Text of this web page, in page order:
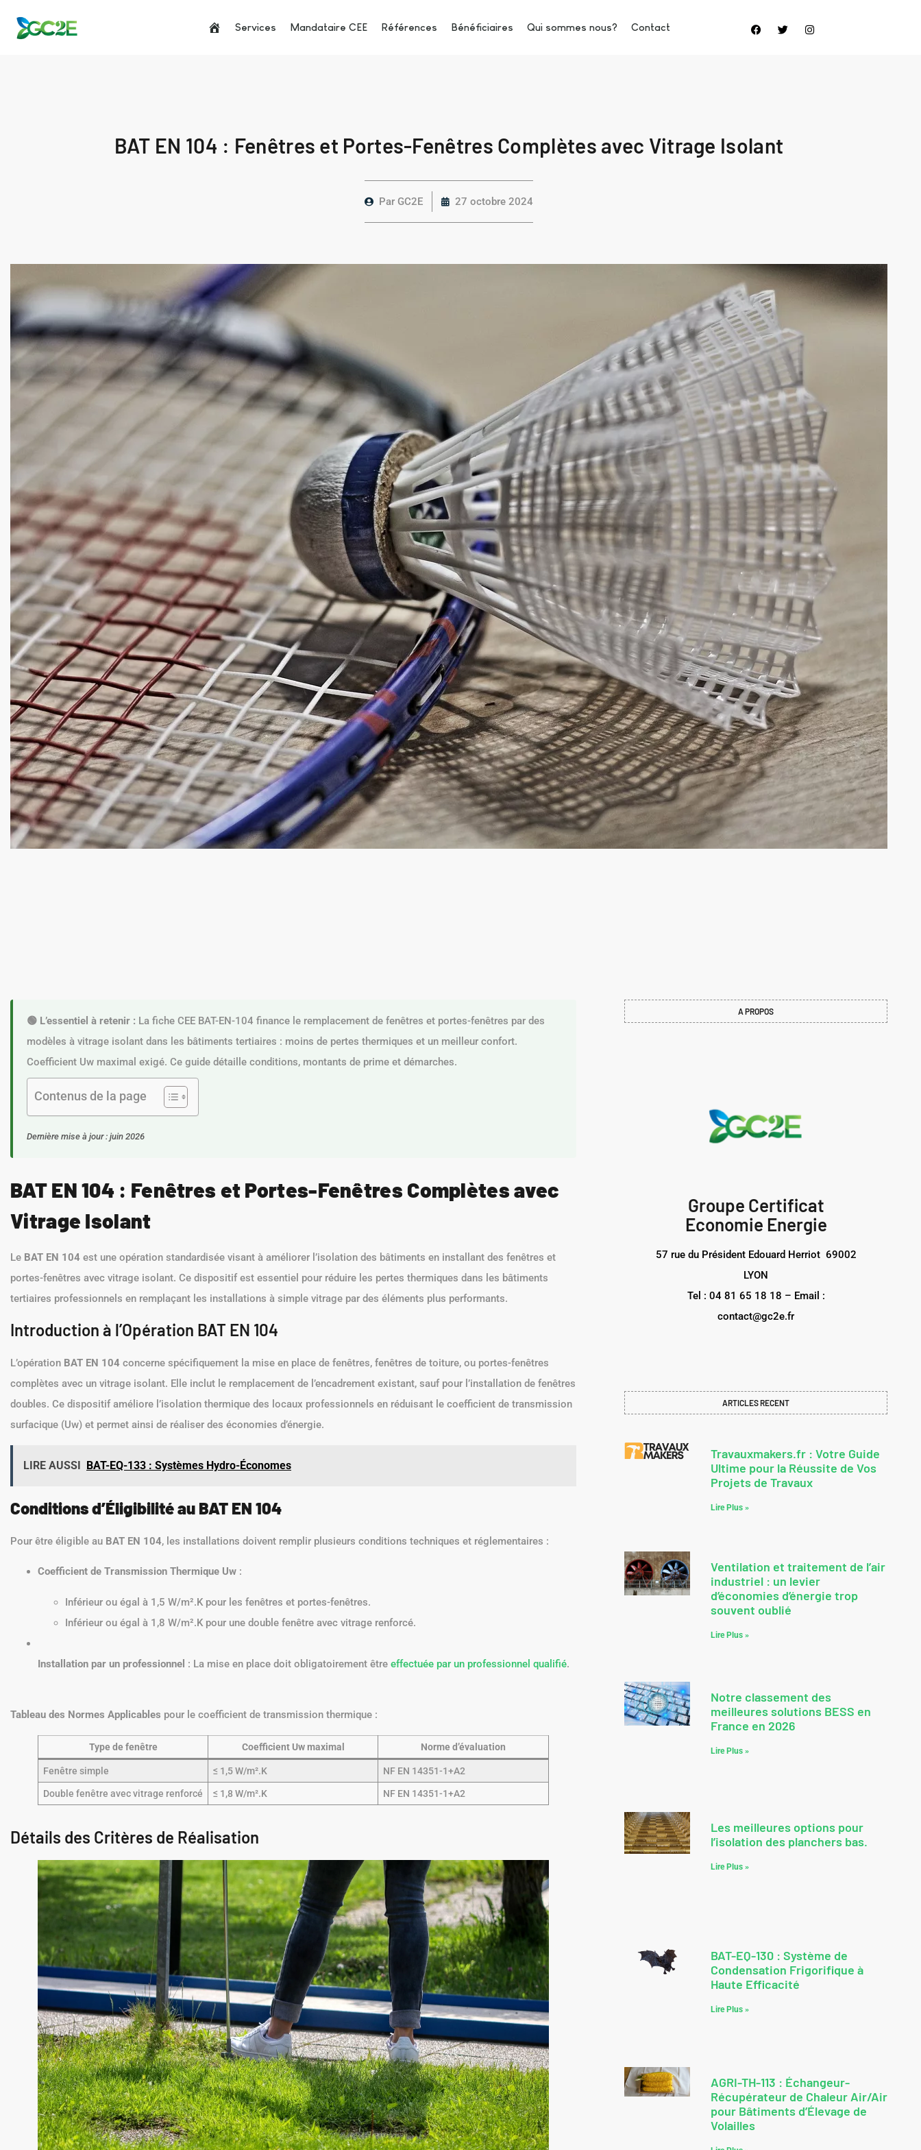
Services Mandataire CEE Références Bénéficiaires Qui sommes nous? Contact
BAT EN 104 : Fenêtres et Portes-Fenêtres Complètes avec Vitrage Isolant
Par GC2E 27 octobre 2024
🟢 L’essentiel à retenir : La fiche CEE BAT-EN-104 finance le remplacement de fenêtres et portes-fenêtres par des
modèles à vitrage isolant dans les bâtiments tertiaires : moins de pertes thermiques et un meilleur confort.
Coefficient Uw maximal exigé. Ce guide détaille conditions, montants de prime et démarches.
Contenus de la page
Dernière mise à jour : juin 2026
BAT EN 104 : Fenêtres et Portes-Fenêtres Complètes avec
Vitrage Isolant
Le BAT EN 104 est une opération standardisée visant à améliorer l’isolation des bâtiments en installant des fenêtres et
portes-fenêtres avec vitrage isolant. Ce dispositif est essentiel pour réduire les pertes thermiques dans les bâtiments
tertiaires professionnels en remplaçant les installations à simple vitrage par des éléments plus performants.
Introduction à l’Opération BAT EN 104
L’opération BAT EN 104 concerne spécifiquement la mise en place de fenêtres, fenêtres de toiture, ou portes-fenêtres
complètes avec un vitrage isolant. Elle inclut le remplacement de l’encadrement existant, sauf pour l’installation de fenêtres
doubles. Ce dispositif améliore l’isolation thermique des locaux professionnels en réduisant le coefficient de transmission
surfacique (Uw) et permet ainsi de réaliser des économies d’énergie.
LIRE AUSSI BAT-EQ-133 : Systèmes Hydro-Économes
Conditions d’Éligibilité au BAT EN 104
Pour être éligible au BAT EN 104, les installations doivent remplir plusieurs conditions techniques et réglementaires :
Coefficient de Transmission Thermique Uw :
Inférieur ou égal à 1,5 W/m².K pour les fenêtres et portes-fenêtres.
Inférieur ou égal à 1,8 W/m².K pour une double fenêtre avec vitrage renforcé.
Installation par un professionnel : La mise en place doit obligatoirement être effectuée par un professionnel qualifié.
Tableau des Normes Applicables pour le coefficient de transmission thermique :
Type de fenêtre Coefficient Uw maximal Norme d’évaluation
Fenêtre simple ≤ 1,5 W/m².K NF EN 14351-1+A2
Double fenêtre avec vitrage renforcé ≤ 1,8 W/m².K NF EN 14351-1+A2
Détails des Critères de Réalisation
A PROPOS
Groupe Certificat
Economie Energie
57 rue du Président Edouard Herriot 69002
LYON
Tel : 04 81 65 18 18 – Email :
contact@gc2e.fr
ARTICLES RECENT
Travauxmakers.fr : Votre Guide
Ultime pour la Réussite de Vos
Projets de Travaux
Lire Plus »
Ventilation et traitement de l’air
industriel : un levier
d’économies d’énergie trop
souvent oublié
Lire Plus »
Notre classement des
meilleures solutions BESS en
France en 2026
Lire Plus »
Les meilleures options pour
l’isolation des planchers bas.
Lire Plus »
BAT-EQ-130 : Système de
Condensation Frigorifique à
Haute Efficacité
Lire Plus »
AGRI-TH-113 : Échangeur-
Récupérateur de Chaleur Air/Air
pour Bâtiments d’Élevage de
Volailles